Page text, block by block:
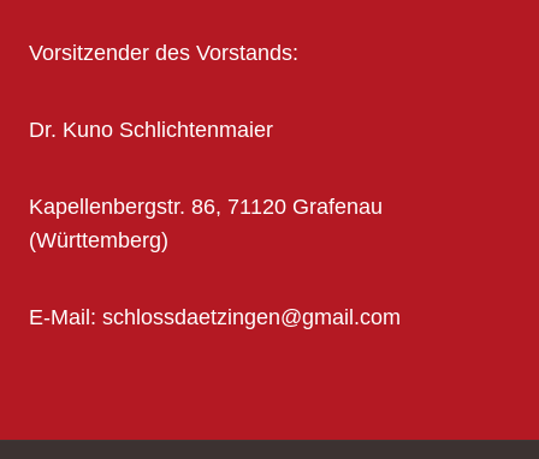
Vorsitzender des Vorstands:
Dr. Kuno Schlichtenmaier
Kapellenbergstr. 86, 71120 Grafenau
(Württemberg)
E-Mail: schlossdaetzingen@gmail.com